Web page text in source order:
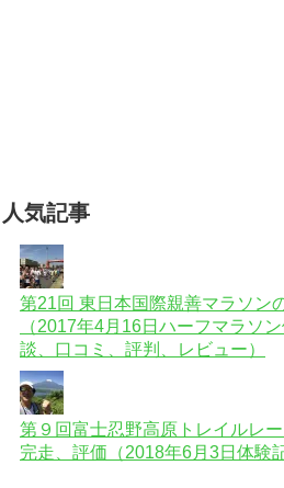
人気記事
第21回 東日本国際親善マラソン
（2017年4月16日ハーフマラソ
談、口コミ、評判、レビュー）
第９回富士忍野高原トレイルレ
完走、評価（2018年6月3日体験記